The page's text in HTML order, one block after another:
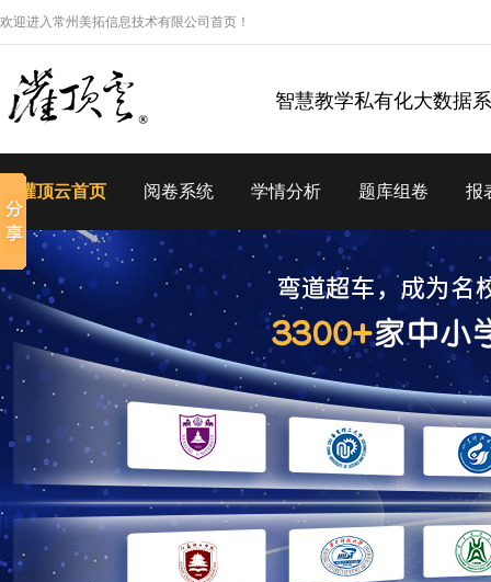
欢迎进入常州美拓信息技术有限公司首页！
智慧教学私有化大数据
灌顶云首页 阅卷系统 学情分析 题库组卷 报